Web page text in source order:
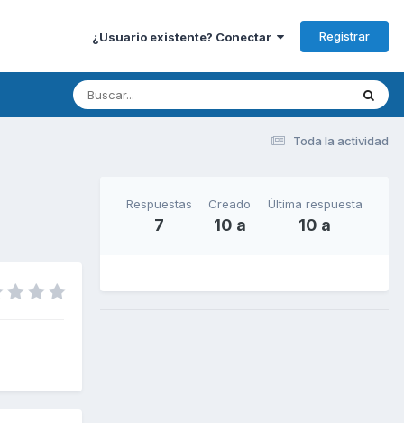
¿Usuario existente? Conectar Registrar
Toda la actividad
Respuestas
7
Creado
10 a
Última respuesta
10 a